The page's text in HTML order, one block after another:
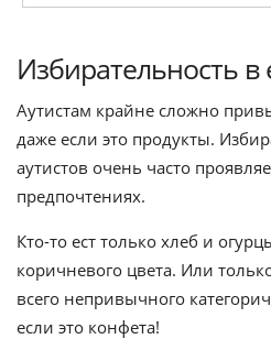
Избирательность в
Аутистам крайне сложно
даже если это продукты.
аутистов очень часто
предпочтениях.
Кто-то ест только хлеб и
коричневого цвета. Или
всего непривычного
если это конфета!